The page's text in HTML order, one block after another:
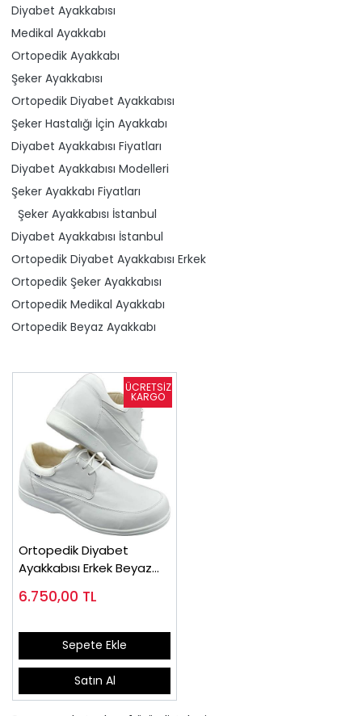
Diyabet Ayakkabısı
Medikal Ayakkabı
Ortopedik Ayakkabı
Şeker Ayakkabısı
Ortopedik Diyabet Ayakkabısı
Şeker Hastalığı İçin Ayakkabı
Diyabet Ayakkabısı Fiyatları
Diyabet Ayakkabısı Modelleri
Şeker Ayakkabı Fiyatları
Şeker Ayakkabısı İstanbul
Diyabet Ayakkabısı İstanbul
Ortopedik Diyabet Ayakkabısı Erkek
Ortopedik Şeker Ayakkabısı
Ortopedik Medikal Ayakkabı
Ortopedik Beyaz Ayakkabı
Ortopedik Diyabet
Ayakkabısı Erkek Beyaz
6.750,00 TL
Sepete Ekle
Satın Al